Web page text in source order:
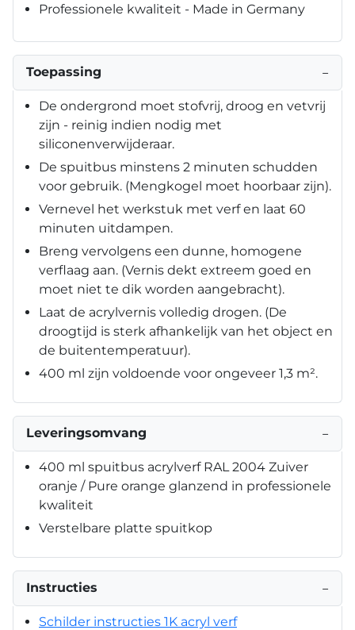
Professionele kwaliteit - Made in Germany
Toepassing −
De ondergrond moet stofvrij, droog en vetvrij
zijn - reinig indien nodig met
siliconenverwijderaar.
De spuitbus minstens 2 minuten schudden
voor gebruik. (Mengkogel moet hoorbaar zijn).
Vernevel het werkstuk met verf en laat 60
minuten uitdampen.
Breng vervolgens een dunne, homogene
verflaag aan. (Vernis dekt extreem goed en
moet niet te dik worden aangebracht).
Laat de acrylvernis volledig drogen. (De
droogtijd is sterk afhankelijk van het object en
de buitentemperatuur).
400 ml zijn voldoende voor ongeveer 1,3 m².
Leveringsomvang −
400 ml spuitbus acrylverf RAL 2004 Zuiver
oranje / Pure orange glanzend in professionele
kwaliteit
Verstelbare platte spuitkop
Instructies −
Schilder instructies 1K acryl verf